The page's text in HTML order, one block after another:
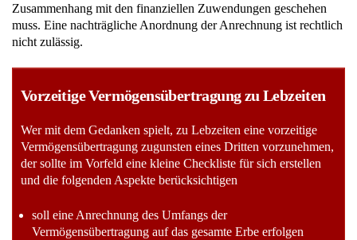
Zusammenhang mit den finanziellen Zuwendungen geschehen
muss. Eine nachträgliche Anordnung der Anrechnung ist rechtlich
nicht zulässig.
Vorzeitige Vermögensübertragung zu Lebzeiten
Wer mit dem Gedanken spielt, zu Lebzeiten eine vorzeitige
Vermögensübertragung zugunsten eines Dritten vorzunehmen,
der sollte im Vorfeld eine kleine Checkliste für sich erstellen
und die folgenden Aspekte berücksichtigen
soll eine Anrechnung des Umfangs der
Vermögensübertragung auf das gesamte Erbe erfolgen